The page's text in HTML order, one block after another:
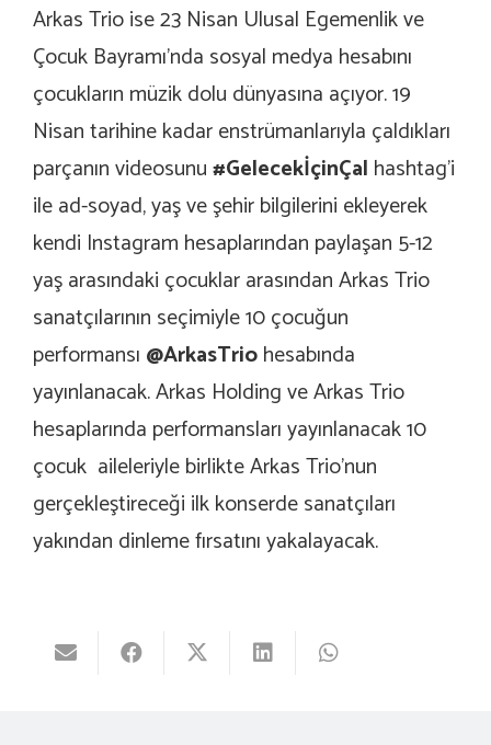
Arkas Trio ise 23 Nisan Ulusal Egemenlik ve
Çocuk Bayramı’nda sosyal medya hesabını
çocukların müzik dolu dünyasına açıyor. 19
Nisan tarihine kadar enstrümanlarıyla çaldıkları
parçanın videosunu#GelecekİçinÇal hashtag’i
ile ad-soyad, yaş ve şehir bilgilerini ekleyerek
kendi Instagram hesaplarından paylaşan 5-12
yaş arasındaki çocuklar arasından Arkas Trio
sanatçılarının seçimiyle 10 çocuğun
performansı @ArkasTriohesabında
yayınlanacak. Arkas Holding ve Arkas Trio
hesaplarında performansları yayınlanacak 10
çocuk aileleriyle birlikte Arkas Trio’nun
gerçekleştireceği ilk konserde sanatçıları
yakından dinleme fırsatını yakalayacak.